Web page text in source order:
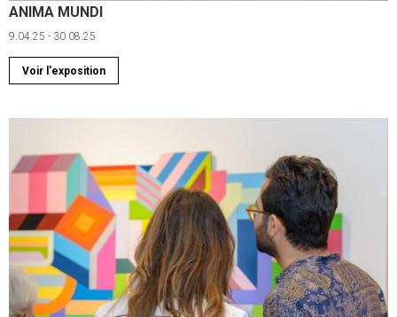
ANIMA MUNDI
9.04.25 - 30.08.25
Voir l'exposition